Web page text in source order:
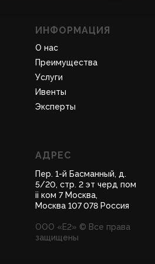
ИНФОРМАЦИЯ
О нас
Преимущества
Услуги
Ивенты
Эксперты
АДРЕС
Пер. 1-й Басманный, д.
5/20, стр. 2 эт черд пом
ii ком 7 Москва,
Москва 107 078 Россия
ООО «Е2» © Все права
защищены